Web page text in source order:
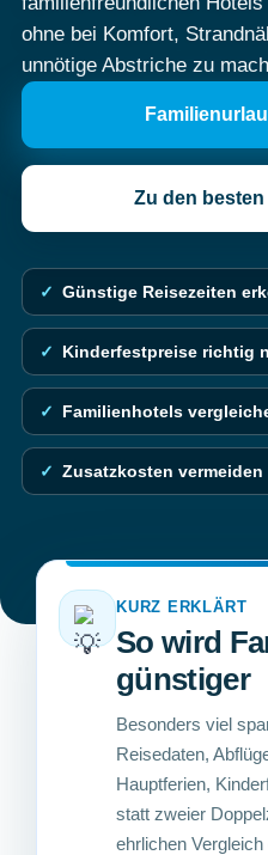
ohne bei Komfort,
unnötige Abstriche zu
Zu den
✓ Günstige Reisezeiten
✓ Kinderfestpreise richtig
✓ Familienhotels
✓ Zusatzkosten vermeiden
KURZ ERKLÄRT
So wird
günstiger
Besonders viel
Reisedaten,
Hauptferien,
statt zweier
ehrlichen